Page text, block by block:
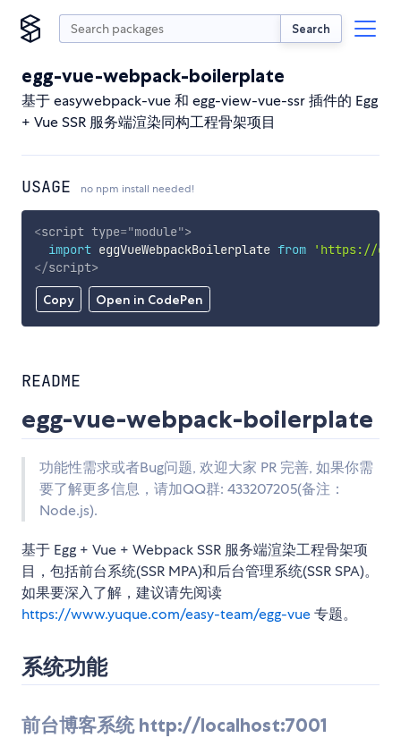
Search
egg-vue-webpack-boilerplate
基于 easywebpack-vue 和 egg-view-vue-ssr 插件的 Egg
+ Vue SSR 服务端渲染同构工程骨架项目
USAGE no npm install needed!
Copy Open in CodePen
<script type="module">
import eggVueWebpackBoilerplate from
'https://
</script>
README
egg-vue-webpack-boilerplate
功能性需求或者Bug问题, 欢迎大家 PR 完善, 如果你需
要了解更多信息，请加QQ群: 433207205(备注：
Node.js).
基于 Egg + Vue + Webpack SSR 服务端渲染工程骨架项
目，包括前台系统(SSR MPA)和后台管理系统(SSR SPA)。
如果要深入了解，建议请先阅读
https://www.yuque.com/easy-team/egg-vue专题。
系统功能
前台博客系统 http://localhost:7001